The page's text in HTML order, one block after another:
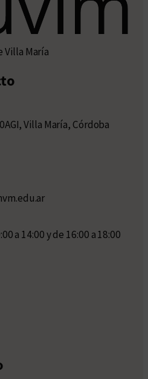
Villa María
Villa María, Córdoba
a 14:00 y de 16:00 a 18:00